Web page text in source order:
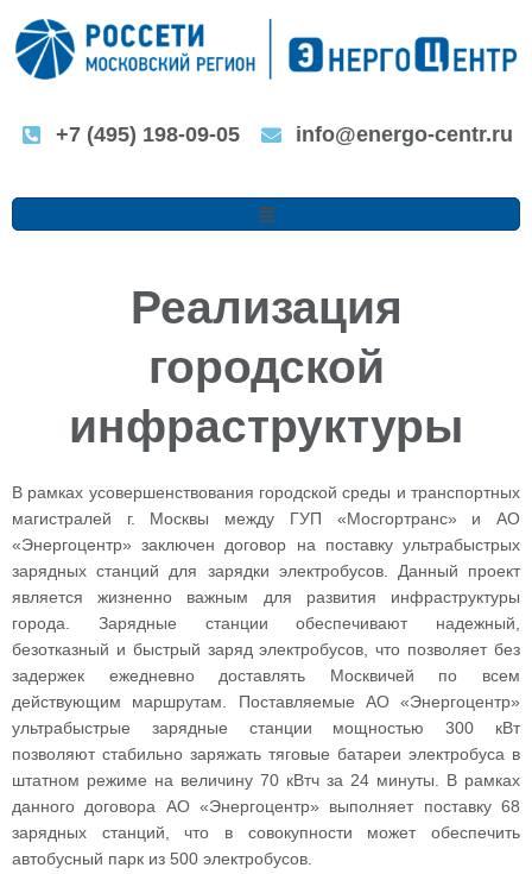
содержимому
+7 (495) 198-09-05 info@energo-centr.ru
Меню
Реализация
городской
инфраструктуры
В рамках усовершенствования городской среды и транспортных
магистралей г. Москвы между ГУП «Мосгортранс» и АО
«Энергоцентр» заключен договор на поставку ультрабыстрых
зарядных станций для зарядки электробусов. Данный проект
является жизненно важным для развития инфраструктуры
города. Зарядные станции обеспечивают надежный,
безотказный и быстрый заряд электробусов, что позволяет без
задержек ежедневно доставлять Москвичей по всем
действующим маршрутам. Поставляемые АО «Энергоцентр»
ультрабыстрые зарядные станции мощностью 300 кВт
позволяют стабильно заряжать тяговые батареи электробуса в
штатном режиме на величину 70 кВтч за 24 минуты. В рамках
данного договора АО «Энергоцентр» выполняет поставку 68
зарядных станций, что в совокупности может обеспечить
автобусный парк из 500 электробусов.